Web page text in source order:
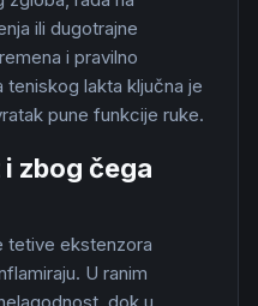
ili dugotrajne
i pravilno
lakta ključna je
pune funkcije ruke.
zbog čega
tetive ekstenzora
U ranim